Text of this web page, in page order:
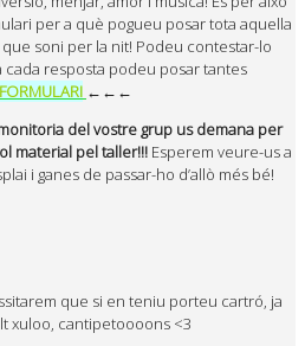
per a què pogueu posar tota aquella
soni per la nit! Podeu contestar-lo
cada resposta podeu posar tantes
FORMULARI ←←←
del vostre grup us demana per
material pel taller!!! Esperem veure-us a
i ganes de passar-ho d’allò més bé!
que si en teniu porteu cartró, ja
xuloo, cantipetoooons <3